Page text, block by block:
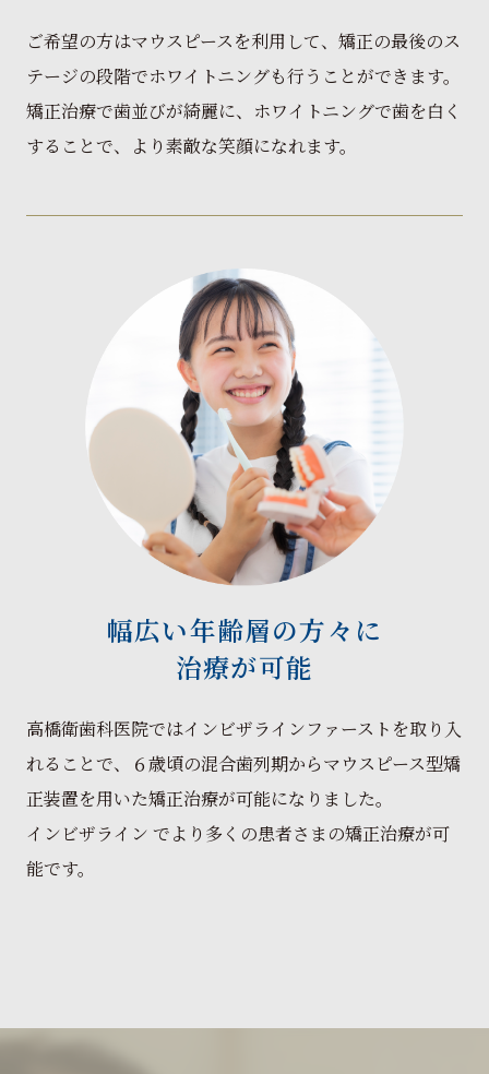
ご希望の方はマウスピースを利用して、矯正の最後のス
テージの段階でホワイトニングも行うことができます。
矯正治療で歯並びが綺麗に、ホワイトニングで歯を白く
することで、より素敵な笑顔になれます。
幅広い年齢層の方々に
治療が可能
高橋衛歯科医院ではインビザラインファーストを取り入
れることで、６歳頃の混合歯列期からマウスピース型矯
正装置を用いた矯正治療が可能になりました。
インビザライン でより多くの患者さまの矯正治療が可
能です。